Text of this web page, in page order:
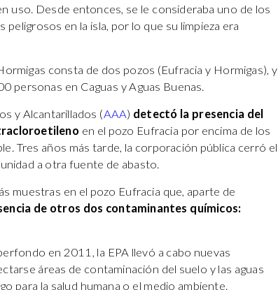
uso. Desde entonces, se le consideraba uno de los
en la isla, por lo que su limpieza era
consta de dos pozos (Eufracia y Hormigas), y
personas en Caguas y Aguas Buenas.
y Alcantarillados (AAA) detectó la presencia del
en el pozo Eufracia por encima de los
Tres años más tarde, la corporación pública cerró el
a otra fuente de abasto.
muestras en el pozo Eufracia que, aparte de
de otros dos contaminantes químicos:
en 2011, la EPA llevó a cabo nuevas
áreas de contaminación del suelo y las aguas
para la salud humana o el medio ambiente.